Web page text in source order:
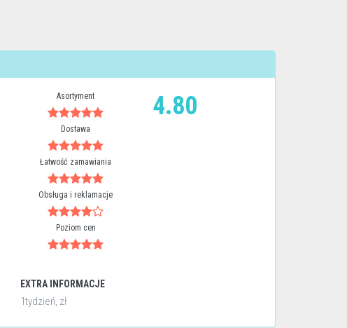
Asortyment
Dostawa
Łatwość zamawiania
Obsługa i reklamacje
Poziom cen
4.80
EXTRA INFORMACJE
1tydzień, zł